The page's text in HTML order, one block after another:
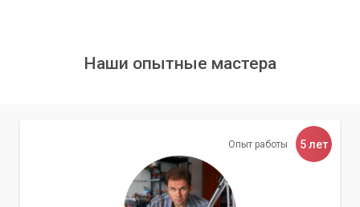
Наши опытные мастера
Опыт работы 5 лет